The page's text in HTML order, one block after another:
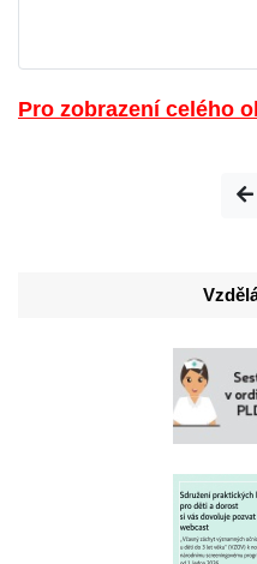
Pro zobrazení celého